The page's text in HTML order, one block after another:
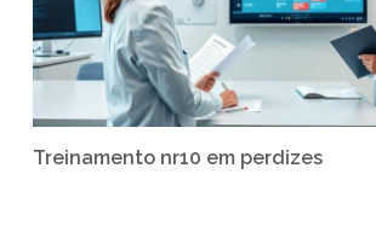
Treinamento nr10 em perdizes